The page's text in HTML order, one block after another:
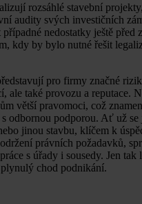
rozsáhlé stavební
audity svých investičních
nedostatky ještě před
kdy by bylo nutné řešit
pro firmy značné
ale také provozu a reputace.
větší pravomoci, což
odbornou podporou. Ať už se
jinou stavbu, klíčem k
právních požadavků,
s úřady i sousedy. Jen
chod podnikání.